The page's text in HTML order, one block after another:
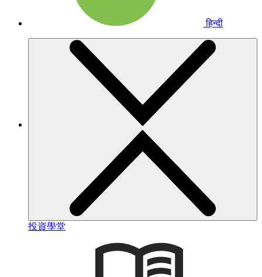
हिन्दी
投資學堂